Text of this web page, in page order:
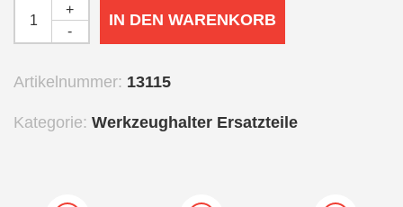
-
+
IN DEN WARENKORB
Artikelnummer: 13115
Kategorie: Werkzeughalter Ersatzteile